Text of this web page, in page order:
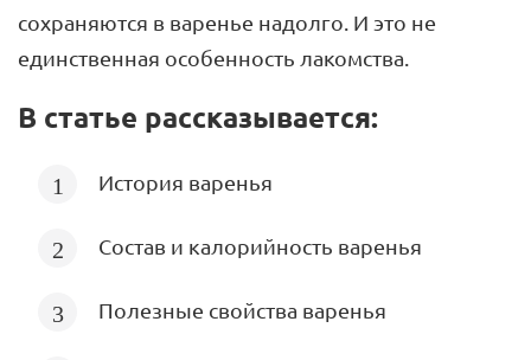
сохраняются в варенье надолго. И это не
единственная особенность лакомства.
В статье рассказывается:
История варенья
Состав и калорийность варенья
Полезные свойства варенья